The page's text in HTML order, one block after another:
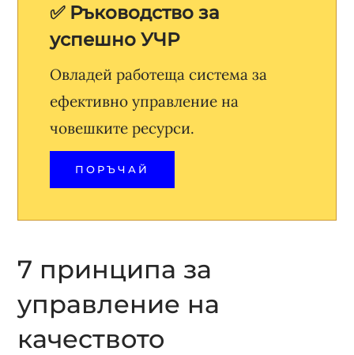
✅ Ръководство за
успешно УЧР
Овладей работеща система за
ефективно управление на
човешките ресурси.
ПОРЪЧАЙ
7 принципa за
управление на
качеството